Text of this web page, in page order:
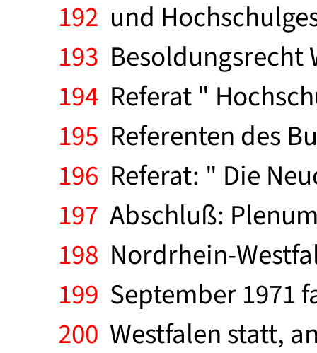
192 und
193
194 Referat "
195 Referenten des
196 Referat: " Die
197 Abschluß:
198 Nordrhein-
199 September 1971
200 Westfalen statt,